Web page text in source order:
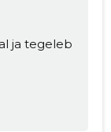
ja tegeleb